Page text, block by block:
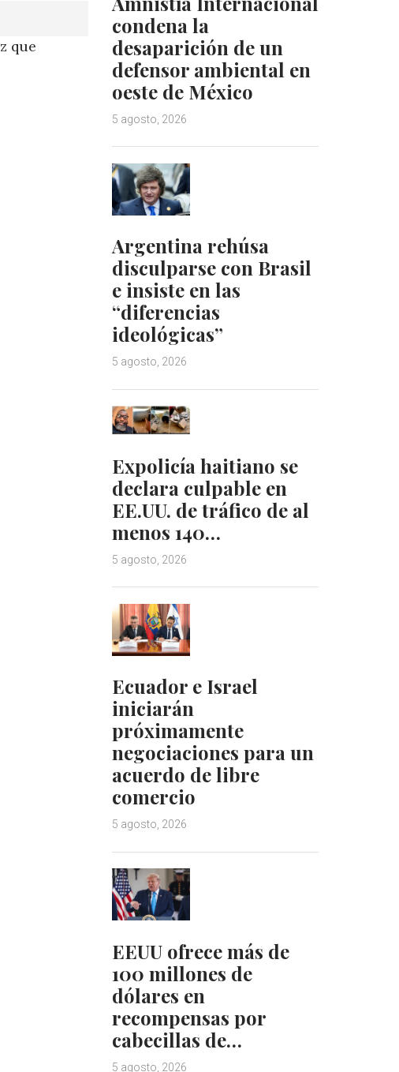
que
condena la
desaparición de un
defensor ambiental en
oeste de México
5 agosto, 2026
Argentina rehúsa
disculparse con Brasil
e insiste en las
“diferencias
ideológicas”
5 agosto, 2026
Expolicía haitiano se
declara culpable en
EE.UU. de tráfico de al
menos 140…
5 agosto, 2026
Ecuador e Israel
iniciarán
próximamente
negociaciones para un
acuerdo de libre
comercio
5 agosto, 2026
EEUU ofrece más de
100 millones de
dólares en
recompensas por
cabecillas de…
5 agosto, 2026